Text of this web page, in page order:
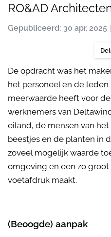
RO&AD
Gepubliceerd: 30 apr. 2025
De opdracht was het
het personeel en de
meerwaarde heeft voor
werknemers van
eiland, de mensen van
beestjes en de planten in
zoveel mogelijk waarde
omgeving en een zo
voetafdruk maakt.
(Beoogde) aanpak